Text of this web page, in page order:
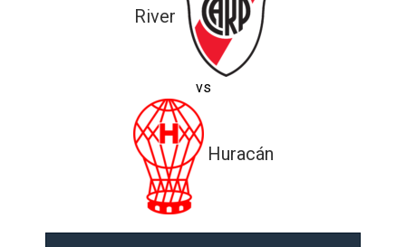
River
vs
Huracán